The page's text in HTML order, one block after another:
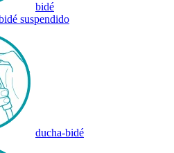
bidé
suspendido
ducha-bidé